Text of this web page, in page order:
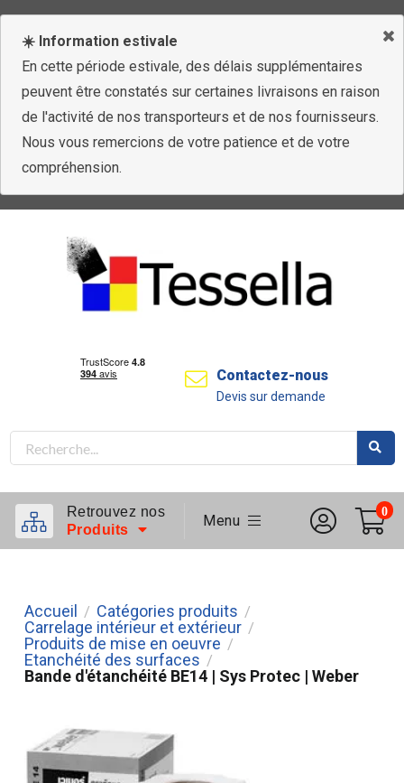
☀️ Information estivale
En cette période estivale, des délais supplémentaires
peuvent être constatés sur certaines livraisons en raison
de l'activité de nos transporteurs et de nos fournisseurs.
Nous vous remercions de votre patience et de votre
compréhension.
Contactez-nous
Devis sur demande
Retrouvez nos
Produits
Menu
0
Accueil / Catégories produits /
Carrelage intérieur et extérieur /
Produits de mise en oeuvre /
Etanchéité des surfaces /
Bande d'étanchéité BE14 | Sys Protec | Weber